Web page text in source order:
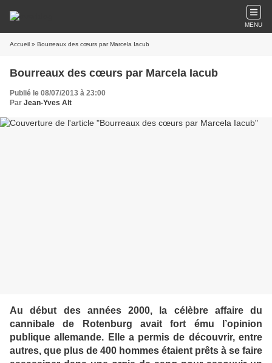
MENU
Accueil » Bourreaux des cœurs par Marcela Iacub
Bourreaux des cœurs par Marcela Iacub
Publié le 08/07/2013 à 23:00
Par Jean-Yves Alt
Au début des années 2000, la célèbre affaire du
cannibale de Rotenburg avait fort ému l’opinion
publique allemande. Elle a permis de découvrir, entre
autres, que plus de 400 hommes étaient prêts à se faire